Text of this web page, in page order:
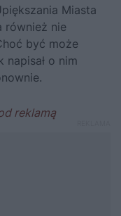
Miasta
również nie
być może
napisał o nim